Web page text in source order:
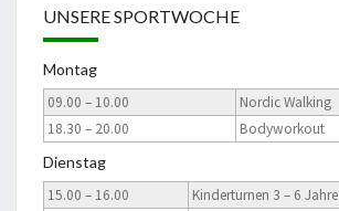
UNSERE SPORTWOCHE
Montag
09.00 – 10.00
Nordic Walking
18.30 – 20.00
Bodyworkout
Dienstag
15.00 – 16.00
Kinderturnen 3 – 6 Jahre